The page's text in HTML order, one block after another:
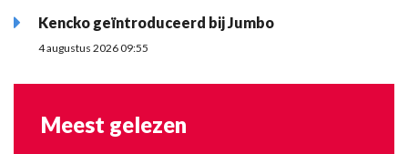
Kencko geïntroduceerd bij Jumbo
4 augustus 2026 09:55
Meest gelezen